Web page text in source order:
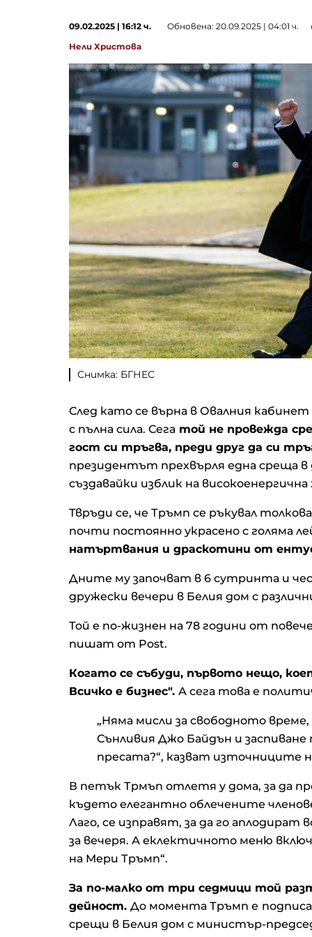
09.02.2025 | 16:12 ч.
Обновена: 20.09.2025 | 04:01 ч.
Нели Христова
Снимка: БГНЕС
След като се върна в Овалния
с пълна сила. Сега той не провежда
гост си тръгва, преди друг да си
президентът прехвърля една среща в
създавайки изблик на
Твръди се, че Тръмп се ръкувал
почти постоянно украсено с голяма
натъртвания и драскотини от
Дните му започват в 6 сутринта и
дружески вечери в Белия дом с
Той е по-жизнен на 78 години от
пишат от Post.
Когато се събуди, първото нещо,
Всичко е бизнес". А сега това е
„Няма мисли за свободното
Сънливия Джо Байдън и
пресата?“, казват източниците
В петък Трмъп отлетя у дома, за да
където елегантно облечените
Лаго, се изправят, за да го
за вечеря. А еклектичното меню
на Мери Тръмп“.
За по-малко от три седмици той
дейност. До момента Тръмп е
срещи в Белия дом с министър-